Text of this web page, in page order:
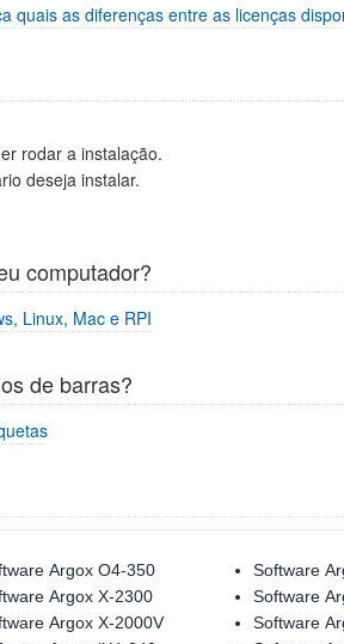
quais as diferenças entre as licenças
rodar a instalação.
deseja instalar.
computador?
Linux, Mac e RPI
de barras?
Argox O4-350
Argox X-2300
Argox X-2000V
Software
Software
Software